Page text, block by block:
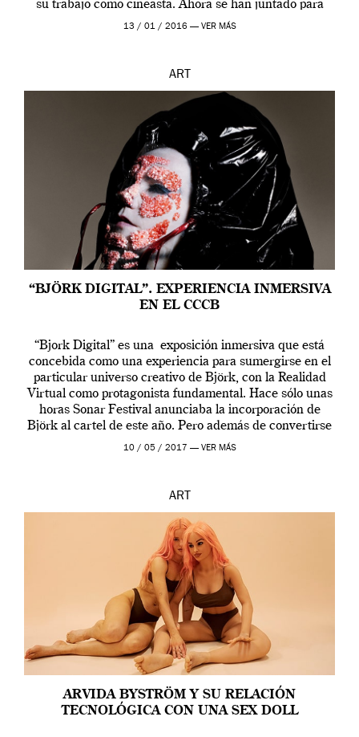
su trabajo como cineasta. Ahora se han juntado para
contarnos una […]
13 / 01 / 2016 — VER MÁS
ART
“BJÖRK DIGITAL”. EXPERIENCIA INMERSIVA
EN EL CCCB
“Bjork Digital” es una exposición inmersiva que está
concebida como una experiencia para sumergirse en el
particular universo creativo de Björk, con la Realidad
Virtual como protagonista fundamental. Hace sólo unas
horas Sonar Festival anunciaba la incorporación de
Björk al cartel de este año. Pero además de convertirse
en una de las actuaciones más relevantes […]
10 / 05 / 2017 — VER MÁS
ART
ARVIDA BYSTRÖM Y SU RELACIÓN
TECNOLÓGICA CON UNA SEX DOLL